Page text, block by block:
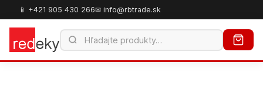
📱 +421 905 430 266✉ info@rbtrade.sk